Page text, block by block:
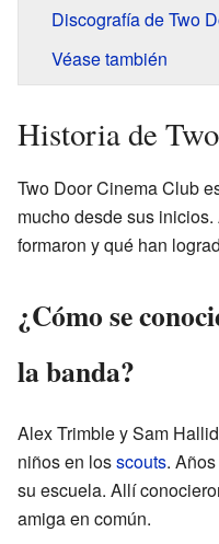
Discografía de Two
Véase también
Historia de
Two Door Cinema Club
mucho desde sus
formaron y qué han
¿Cómo se
la banda?
Alex Trimble y Sam
niños en losscouts.
su escuela. Allí
amiga en común.